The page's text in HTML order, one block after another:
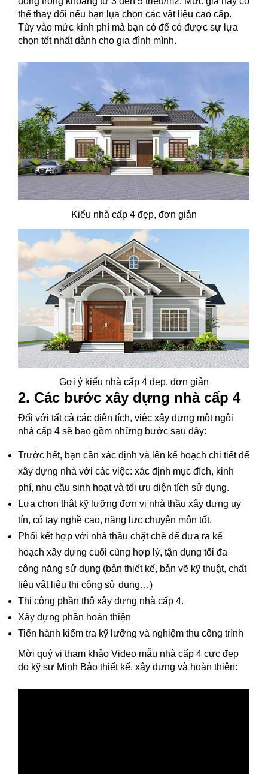
thể thay đổi nếu bạn lụa chọn các vật liệu cao cấp.
Tùy vào mức kinh phí mà bạn có để có được sự lựa
chọn tốt nhất dành cho gia đình mình.
Kiểu nhà cấp 4 đẹp, đơn giản
Gợi ý kiểu nhà cấp 4 đẹp, đơn giản
2. Các bước xây dựng nhà cấp 4
Đối với tất cả các diện tích, việc xây dựng một ngôi
nhà cấp 4 sẽ bao gồm những bước sau đây:
Trước hết, bạn cần xác định và lên kế hoạch chi tiết để
xây dựng nhà với các việc: xác định mục đích, kinh
phí, nhu cầu sinh hoạt và tối ưu diện tích sử dụng.
Lựa chọn thật kỹ lưỡng đơn vị nhà thầu xây dựng uy
tín, có tay nghề cao, năng lực chuyên môn tốt.
Phối kết hợp với nhà thầu chặt chẽ để đưa ra kế
hoạch xây dựng cuối cùng hợp lý, tận dụng tối đa
công năng sử dụng (bản thiết kế, bản vẽ kỹ thuật, chất
liệu vật liệu thi công sử dụng…)
Thi công phần thô xây dựng nhà cấp 4.
Xây dựng phần hoàn thiện
Tiến hành kiểm tra kỹ lưỡng và nghiệm thu công trình
Mời quý vị tham khảo Video mẫu nhà cấp 4 cực đẹp
do kỹ sư Minh Bảo thiết kế, xây dựng và hoàn thiện: